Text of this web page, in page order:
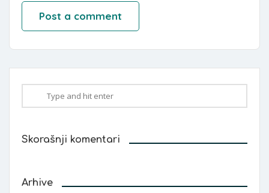
Skorašnji komentari
Arhive